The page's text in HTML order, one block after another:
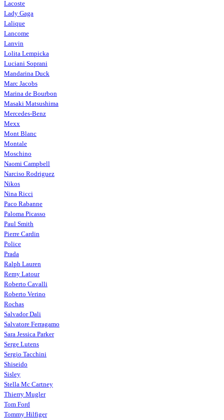
Lacoste
Lady Gaga
Lalique
Lancome
Lanvin
Lolita Lempicka
Luciani Soprani
Mandarina Duck
Marc Jacobs
Marina de Bourbon
Masaki Matsushima
Mercedes-Benz
Mexx
Mont Blanc
Montale
Moschino
Naomi Campbell
Narciso Rodriguez
Nikos
Nina Ricci
Paco Rabanne
Paloma Picasso
Paul Smith
Pierre Cardin
Police
Prada
Ralph Lauren
Remy Latour
Roberto Cavalli
Roberto Verino
Rochas
Salvador Dali
Salvatore Ferragamo
Sara Jessica Parker
Serge Lutens
Sergio Tacchini
Shiseido
Sisley
Stella Mc Cartney
Thierry Mugler
Tom Ford
Tommy Hilfiger